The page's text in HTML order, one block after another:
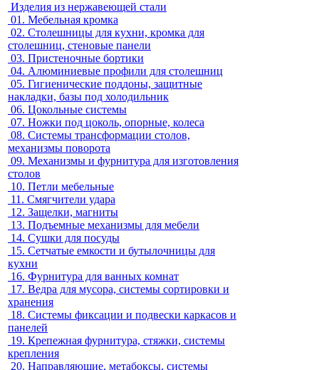
Изделия из нержавеющей стали
01. Мебельная кромка
02. Столешницы для кухни, кромка для
столешниц, стеновые панели
03. Пристеночные бортики
04. Алюминиевые профили для столешниц
05. Гигиенические поддоны, защитные
накладки, базы под холодильник
06. Цокольные системы
07. Ножки под цоколь, опорные, колеса
08. Системы трансформации столов,
механизмы поворота
09. Механизмы и фурнитура для изготовления
столов
10. Петли мебельные
11. Смягчители удара
12. Защелки, магниты
13. Подъемные механизмы для мебели
14. Сушки для посуды
15. Сетчатые емкости и бутылочницы для
кухни
16. Фурнитура для ванных комнат
17. Ведра для мусора, системы сортировки и
хранения
18. Системы фиксации и подвески каркасов и
панелей
19. Крепежная фурнитура, стяжки, системы
крепления
20. Направляющие, метабоксы, системы